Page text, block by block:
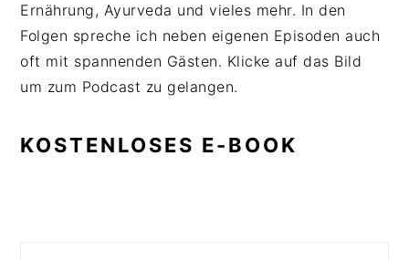
Ernährung, Ayurveda und vieles mehr. In den
Folgen spreche ich neben eigenen Episoden auch
oft mit spannenden Gästen. Klicke auf das Bild
um zum Podcast zu gelangen.
KOSTENLOSES E-BOOK